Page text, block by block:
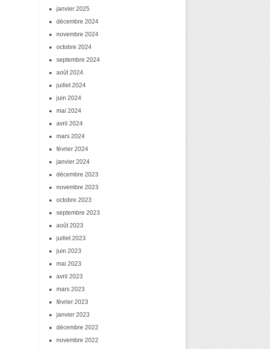
janvier 2025
décembre 2024
novembre 2024
octobre 2024
septembre 2024
août 2024
juillet 2024
juin 2024
mai 2024
avril 2024
mars 2024
février 2024
janvier 2024
décembre 2023
novembre 2023
octobre 2023
septembre 2023
août 2023
juillet 2023
juin 2023
mai 2023
avril 2023
mars 2023
février 2023
janvier 2023
décembre 2022
novembre 2022